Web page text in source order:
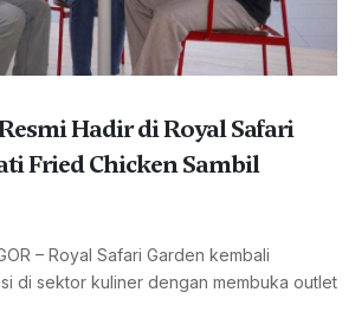
Hadir di Royal Safari
Fried Chicken Sambil
– Royal Safari Garden kembali
di sektor kuliner dengan membuka outlet